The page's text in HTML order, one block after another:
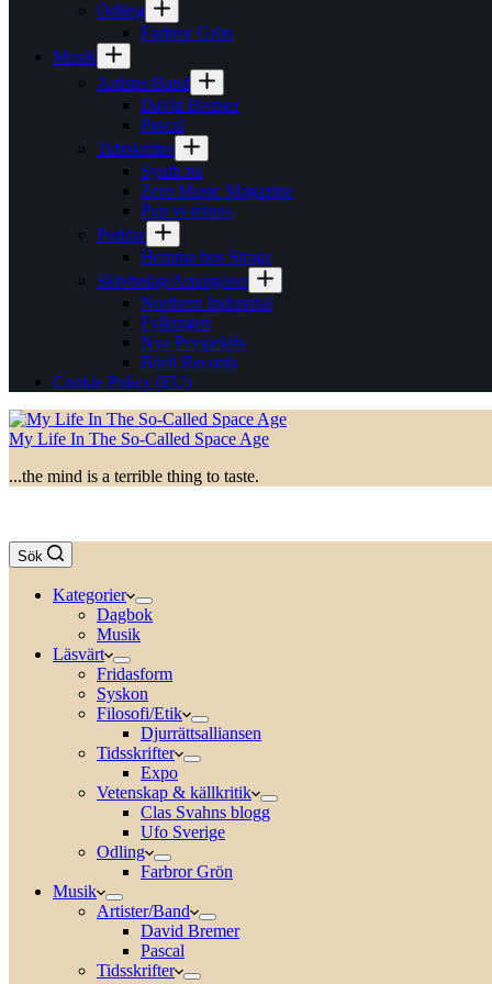
Odling
Farbror Grön
Musik
Artister/Band
David Bremer
Pascal
Tidsskrifter
Synth.nu
Zero Music Magazine
Pop vi minns
Poddar
Hemma hos Strage
Skivbolag/Arrangörer
Northern Industrial
Fylkingen
Nya Perspektiv
Börft Records
Cookie Policy (EU)
My Life In The So-Called Space Age
...the mind is a terrible thing to taste.
Sök
Kategorier
Dagbok
Musik
Läsvärt
Fridasform
Syskon
Filosofi/Etik
Djurrättsalliansen
Tidsskrifter
Expo
Vetenskap & källkritik
Clas Svahns blogg
Ufo Sverige
Odling
Farbror Grön
Musik
Artister/Band
David Bremer
Pascal
Tidsskrifter